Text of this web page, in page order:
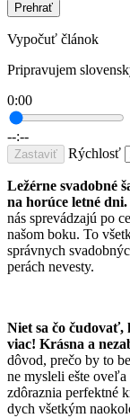
Prehrať
Vypočuť článok
Pripravujem
0:00
--:--
Zastaviť Rýchlosť
Ležérne svadobné
na horúce letné dni.
nás sprevádzajú po
našom boku. To
správnych
perách nevesty.
Niet sa čo čudovať,
viac! Krásna a
dôvod, prečo by to
ne mysleli ešte oveľa
zdôraznia perfektné
dych všetkým